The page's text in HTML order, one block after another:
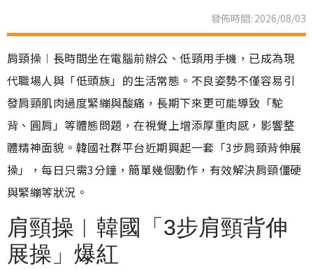
發佈時間: 2026/08/03
肩頸操︱長時間坐在電腦前辦公、低頸用手機，已成為現
代職場人與「低頭族」的生活常態。不良姿勢不僅容易引
發肩頸肌肉過度緊繃與酸痛，長期下來更可能導致「駝
背、圓肩」等體態問題，在視覺上增添厚重肉感，影響整
體精神面貌。韓國社群平台近期興起一套「3步肩頸背伸展
操」，每日只需3分鐘，簡單幾個動作，有效解決肩頸僵硬
與緊繃等狀況。
肩頸操︱韓國「3步肩頸背伸
展操」爆紅